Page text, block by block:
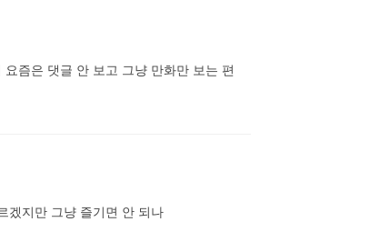
즘은 댓글 안 보고 그냥 만화만 보는 편
겠지만 그냥 즐기면 안 되나